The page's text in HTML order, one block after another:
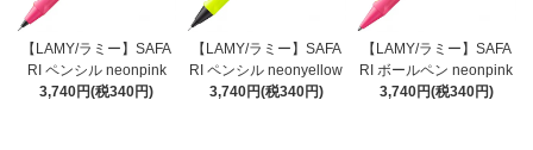
【LAMY/ラミー】SAFA
RI ペンシル neonpink
3,740円(税340円)
【LAMY/ラミー】SAFA
RI ペンシル neonyellow
3,740円(税340円)
【LAMY/ラミー】SAFA
RI ボールペン neonpink
3,740円(税340円)